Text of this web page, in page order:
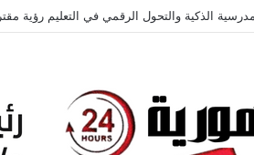
الذكية والتحول الرقمي في التعليم رؤية